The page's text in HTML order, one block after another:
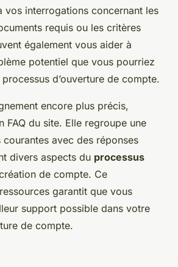
vos interrogations concernant les
requis ou les critères
également vous aider à
potentiel que vous pourriez
d’ouverture de compte.
encore plus précis,
FAQ du site. Elle regroupe une
courantes avec des réponses
divers aspects du processus
de compte. Ce
garantit que vous
support possible dans votre
de compte.